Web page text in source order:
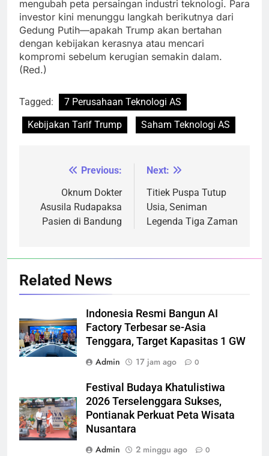
mengubah peta persaingan industri teknologi. Para
investor kini menunggu langkah berikutnya dari
Gedung Putih—apakah Trump akan bertahan
dengan kebijakan kerasnya atau mencari
kompromi sebelum kerugian semakin dalam.
(Red.)
Tagged:
7 Perusahaan Teknologi AS
Kebijakan Tarif Trump
Saham Teknologi AS
NavigasiPrevious:
Oknum Dokter
Asusila Rudapaksa
Pasien di Bandung
Next:
Titiek Puspa Tutup
Usia, Seniman
Legenda Tiga Zaman
Related News
Indonesia Resmi Bangun AI
Factory Terbesar se-Asia
Tenggara, Target Kapasitas 1 GW
Admin
17 jam ago 0
Festival Budaya Khatulistiwa
2026 Terselenggara Sukses,
Pontianak Perkuat Peta Wisata
Nusantara
Admin
2 minggu ago 0